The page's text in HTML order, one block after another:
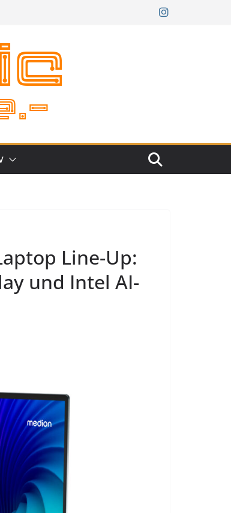
Line-Up:
und Intel AI-